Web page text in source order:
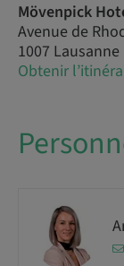
Mövenpick
Avenue de
1007 Lausanne
Obtenir